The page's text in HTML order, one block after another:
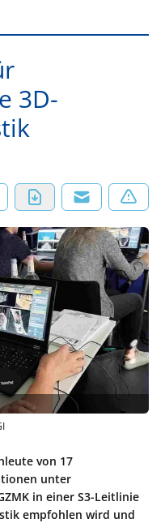
3D-
von 17
unter
in einer S3-Leitlinie
empfohlen wird und